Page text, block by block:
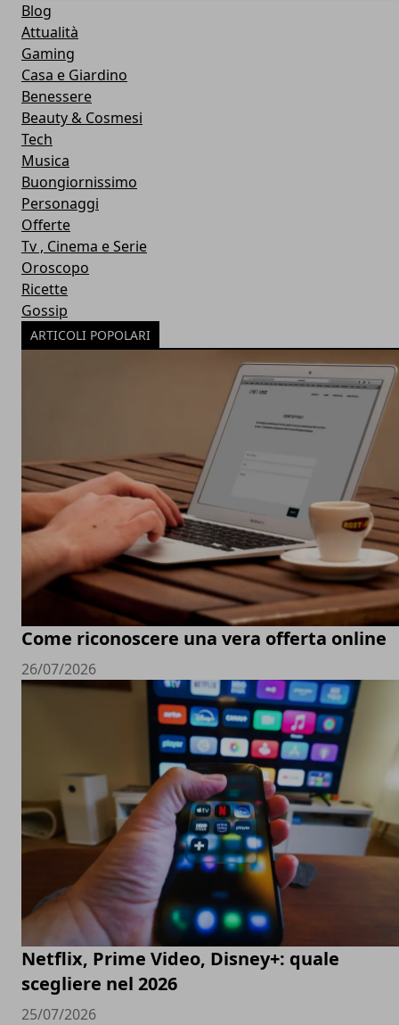
Blog
Attualità
Gaming
Casa e Giardino
Benessere
Beauty & Cosmesi
Tech
Musica
Buongiornissimo
Personaggi
Offerte
Tv , Cinema e Serie
Oroscopo
Ricette
Gossip
ARTICOLI POPOLARI
Come riconoscere una vera offerta online
26/07/2026
Netflix, Prime Video, Disney+: quale
scegliere nel 2026
25/07/2026